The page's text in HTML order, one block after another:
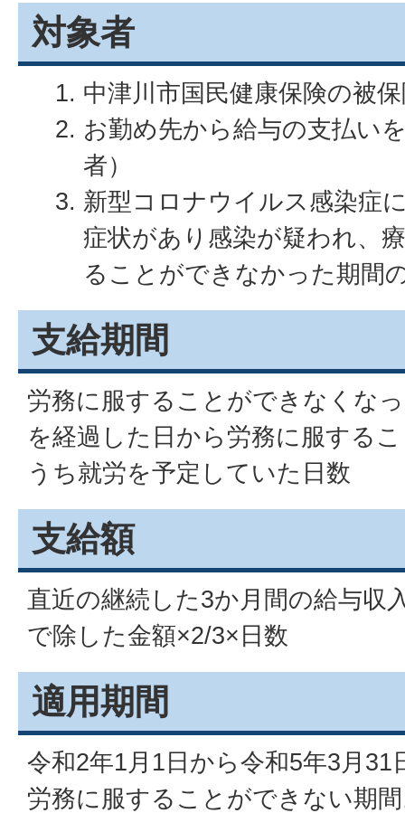
対象者
中津川市国民健康保険の被
お勤め先から給与の支払い
者）
新型コロナウイルス感染症
症状があり感染が疑われ、
ることができなかった期間
支給期間
労務に服することができなくな
を経過した日から労務に服する
うち就労を予定していた日数
支給額
直近の継続した3か月間の給与収
で除した金額×2/3×日数
適用期間
令和2年1月1日から令和5年3月
労務に服することができない期